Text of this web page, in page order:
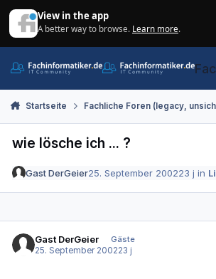
View in the app
A better way to browse. Learn more.
Startseite Fachliche Foren (legacy,
wie lösche ich ... ?
Gast DerGeier25. September 200223 j in
Gast DerGeier
Gäste
25. September 200223 j